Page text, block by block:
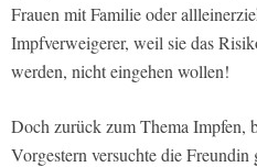
Frauen mit Familie oder
Impfverweigerer, weil sie das
werden, nicht eingehen wollen!
Doch zurück zum Thema Impfen,
Vorgestern versuchte die